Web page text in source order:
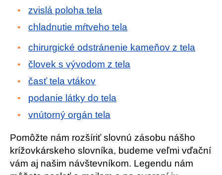
zvislá poloha tela
chladnutie mŕtveho tela
chirurgické odstránenie kameňov z tela
človek s vývodom z tela
časť tela vtákov
podanie látky do tela
vnútorný orgán tela
Pomôžte nám rozšíriť slovnú zásobu nášho
krížovkárskeho slovníka, budeme veľmi vďační
vám aj našim návštevníkom. Legendu nám